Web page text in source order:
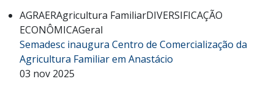
AGRAERAgricultura FamiliarDIVERSIFICAÇÃO
ECONÔMICAGeral
Semadesc inaugura Centro de Comercialização da
Agricultura Familiar em Anastácio
03 nov 2025